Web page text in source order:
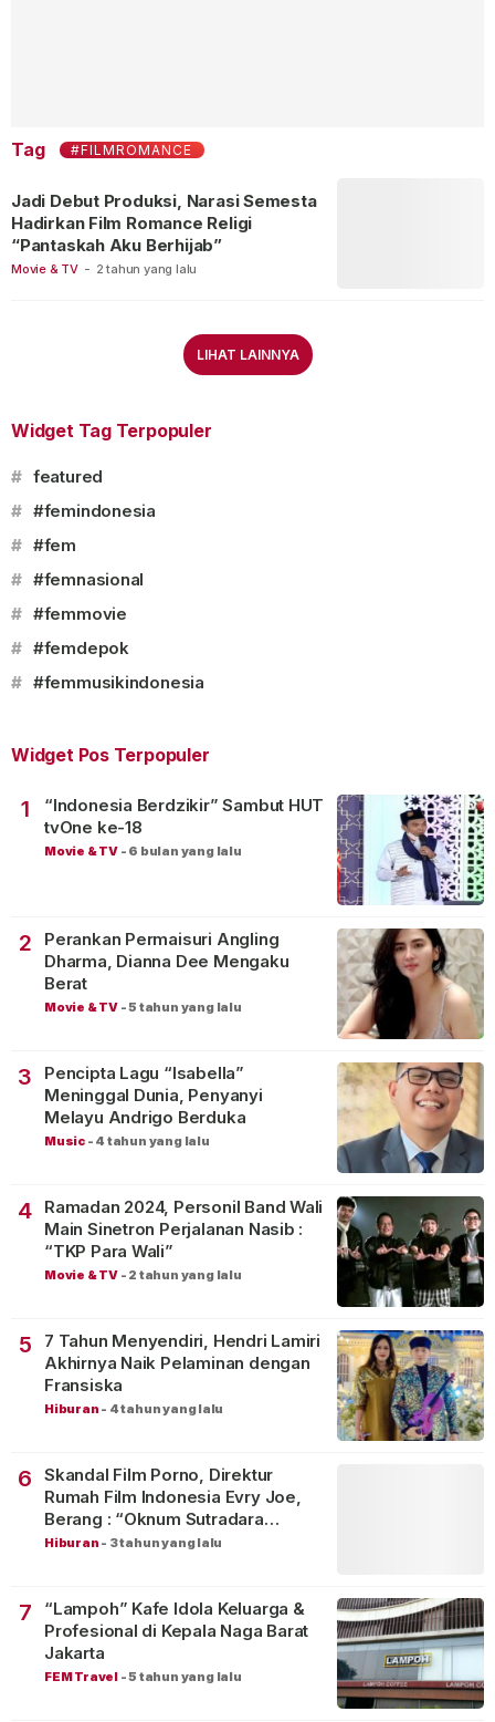
Tag #FILMROMANCE
Movie & TV - 2 tahun yang lalu
Jadi Debut Produksi, Narasi Semesta
Hadirkan Film Romance Religi
“Pantaskah Aku Berhijab”
LIHAT LAINNYA
Widget Tag Terpopuler
# featured
# #femindonesia
# #fem
# #femnasional
# #femmovie
# #femdepok
# #femmusikindonesia
Widget Pos Terpopuler
1
“Indonesia Berdzikir” Sambut HUT
tvOne ke-18
Movie & TV - 6 bulan yang lalu
2
Perankan Permaisuri Angling
Dharma, Dianna Dee Mengaku
Berat
Movie & TV -5 tahun yang lalu
3
Pencipta Lagu “Isabella”
Meninggal Dunia, Penyanyi
Melayu Andrigo Berduka
Music - 4 tahun yang lalu
4
Ramadan 2024, Personil Band Wali
Main Sinetron Perjalanan Nasib :
“TKP Para Wali”
Movie & TV - 2 tahun yang lalu
5
7 Tahun Menyendiri, Hendri Lamiri
Akhirnya Naik Pelaminan dengan
Fransiska
Hiburan - 4 tahun yang lalu
6
Skandal Film Porno, Direktur
Rumah Film Indonesia Evry Joe,
Berang : “Oknum Sutradara
Merusak Perfilman Indonesia”!
Hiburan - 3 tahun yang lalu
7
“Lampoh” Kafe Idola Keluarga &
Profesional di Kepala Naga Barat
Jakarta
FEM Travel -5 tahun yang lalu